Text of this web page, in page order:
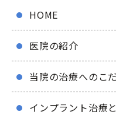
HOME
医院の紹介
当院の治療へのこ
インプラント治療